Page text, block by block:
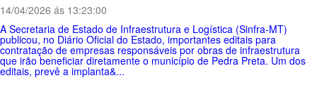
14/04/2026 ás 13:23:00
A Secretaria de Estado de Infraestrutura e Logística (Sinfra-MT)
publicou, no Diário Oficial do Estado, importantes editais para
contratação de empresas responsáveis por obras de infraestrutura
que irão beneficiar diretamente o município de Pedra Preta. Um dos
editais, prevê a implanta&...